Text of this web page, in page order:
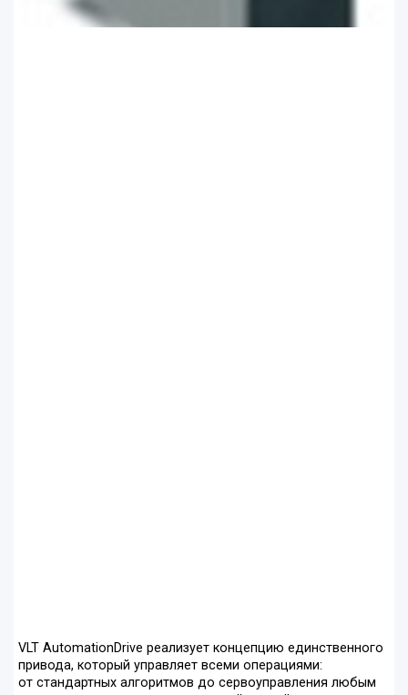
VLT AutomationDrive реализует концепцию единственного
привода, который управляет всеми операциями:
от стандартных алгоритмов до сервоуправления любым